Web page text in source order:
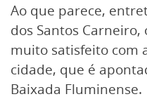
Ao que parece,
dos Santos
muito satisfeito com
cidade, que é
Baixada Fluminense.